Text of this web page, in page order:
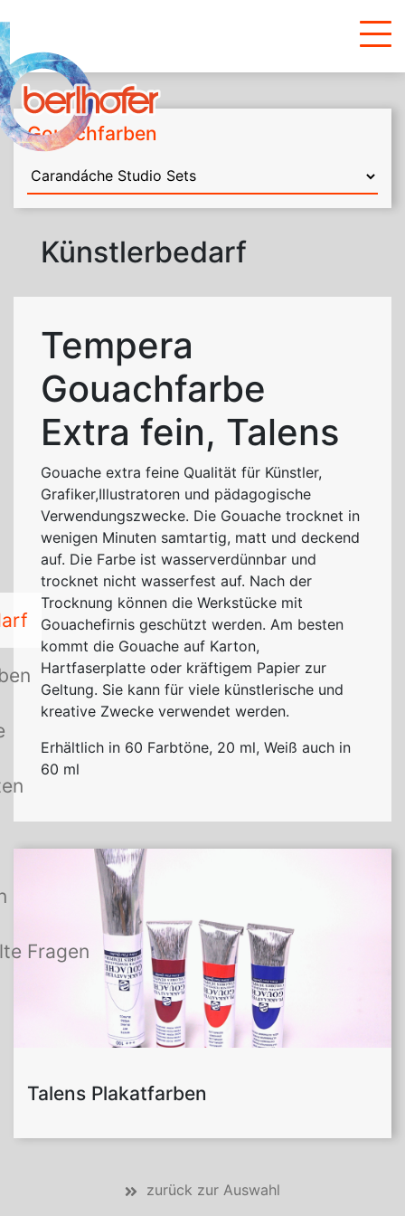
Fragen
Gouachfarben
Künstlerbedarf
Tempera
Gouachfarbe
Extra fein, Talens
Gouache extra feine Qualität für Künstler,
Grafiker,Illustratoren und pädagogische
Verwendungszwecke. Die Gouache trocknet in
wenigen Minuten samtartig, matt und deckend
auf. Die Farbe ist wasserverdünnbar und
trocknet nicht wasserfest auf. Nach der
Trocknung können die Werkstücke mit
Gouachefirnis geschützt werden. Am besten
kommt die Gouache auf Karton,
Hartfaserplatte oder kräftigem Papier zur
Geltung. Sie kann für viele künstlerische und
kreative Zwecke verwendet werden.
Erhältlich in 60 Farbtöne, 20 ml, Weiß auch in
60 ml
Talens Plakatfarben
zurück zur Auswahl